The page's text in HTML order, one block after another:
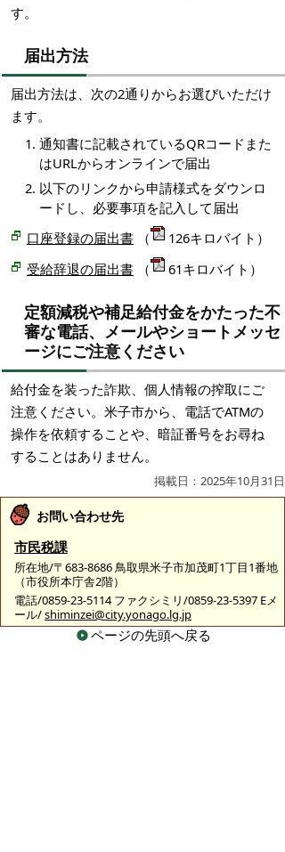
す。
届出方法
届出方法は、次の2通りからお選びいただけ
ます。
通知書に記載されているQRコードまた
はURLからオンラインで届出
以下のリンクから申請様式をダウンロ
ードし、必要事項を記入して届出
口座登録の届出書 （
126キロバイト）
受給辞退の届出書 （ 61キロバイト）
定額減税や補足給付金をかたった不
審な電話、メールやショートメッセ
ージにご注意ください
給付金を装った詐欺、個人情報の搾取にご
注意ください。米子市から、電話でATMの
操作を依頼することや、暗証番号をお尋ね
することはありません。
掲載日：2025年10月31日
お問い合わせ先
市民税課
所在地/〒683-8686 鳥取県米子市加茂町1丁目1番地
（市役所本庁舎2階）
電話/0859-23-5114 ファクシミリ/0859-23-5397 Eメ
ール/shiminzei@city.yonago.lg.jp
ページの先頭へ戻る